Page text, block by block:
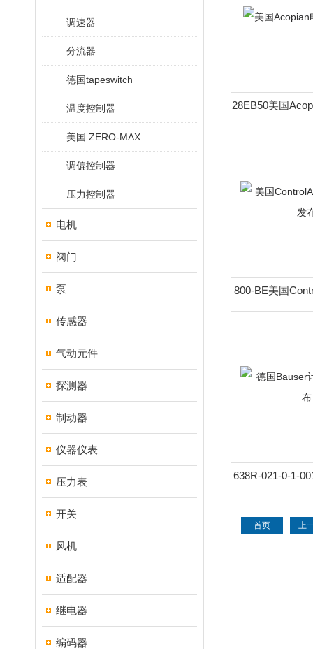
调速器
分流器
德国tapeswitch
温度控制器
美国 ZERO-MAX
调偏控制器
压力控制器
电机
阀门
泵
传感器
气动元件
探测器
制动器
仪器仪表
压力表
开关
风机
适配器
继电器
编码器
28EB50美国
布
800-BE美国
光
638R-021-0-1-
首页 上